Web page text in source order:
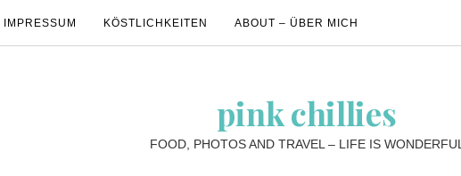
IMPRESSUM KÖSTLICHKEITEN ABOUT – ÜBER MICH
pink chillies
FOOD, PHOTOS AND TRAVEL – LIFE IS WONDERFUL